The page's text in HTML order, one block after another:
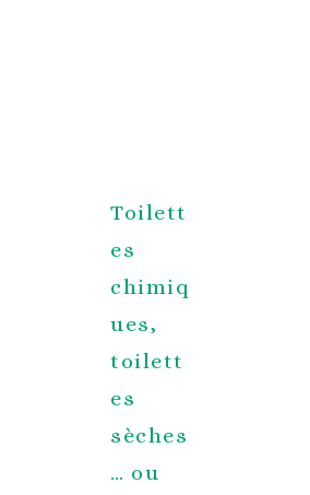
Toilett
es
chimiq
ues,
toilett
es
sèches
… ou